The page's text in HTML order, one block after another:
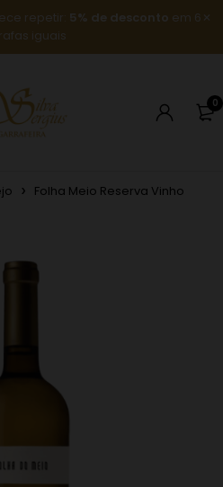
repetir: 5% de desconto em 6
iguais
0
Folha Meio Reserva Vinho